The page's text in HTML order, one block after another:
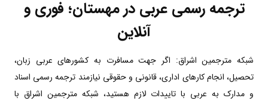
ترجمه رسمی عربی در مهستان؛ فوری و
آنلاین
شبکه مترجمین اشراق: اگر جهت مسافرت به کشورهای عربی زبان،
تحصیل، انجام کارهای اداری، قانونی و حقوقی نیازمند ترجمه رسمی اسناد
و مدارک به عربی با تاییدات لازم هستید، شبکه مترجمین اشراق با